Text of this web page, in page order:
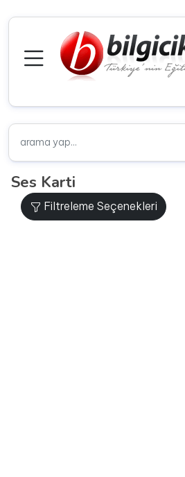
Ses Karti
Filtreleme Seçenekleri